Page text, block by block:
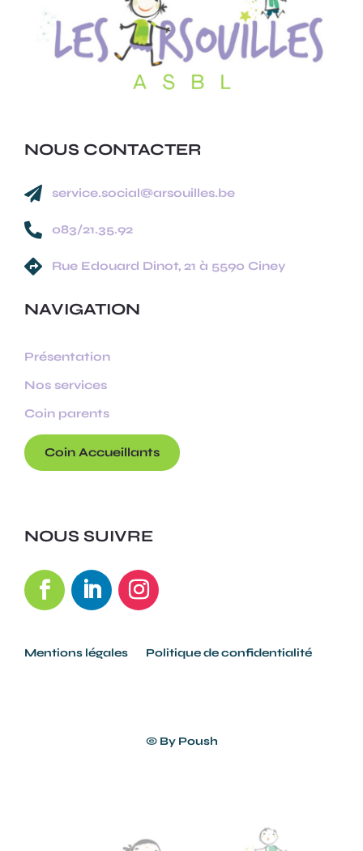
NOUS CONTACTER
 service.social@arsouilles.be
 083/21.35.92
 Rue Edouard Dinot, 21 à 5590 Ciney
NAVIGATION
Présentation
Nos services
Coin parents
Coin Accueillants
NOUS SUIVRE
Mentions légales Politique de confidentialité
© By Poush